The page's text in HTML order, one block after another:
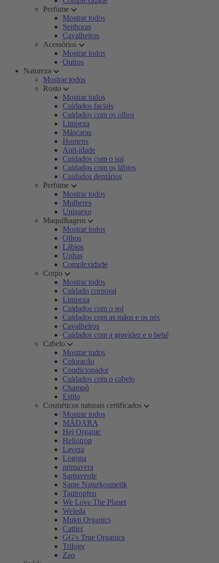
Perfume
Mostrar todos
Senhoras
Cavalheiros
Acessórios
Mostrar todos
Outros
Natureza
Mostrar todos
Rosto
Mostrar todos
Cuidados faciais
Cuidados com os olhos
Limpeza
Máscaras
Homens
Anti-idade
Cuidados com o sol
Cuidados com os lábios
Cuidados dentários
Perfume
Mostrar todos
Mulheres
Unissexo
Maquilhagem
Mostrar todos
Olhos
Lábios
Unhas
Complexidade
Corpo
Mostrar todos
Cuidado corporal
Limpeza
Cuidados com o sol
Cuidados com as mãos e os pés
Cavalheiros
Cuidados com a gravidez e o bebé
Cabelo
Mostrar todos
Coloração
Condicionador
Cuidados com o cabelo
Champô
Estilo
Cosméticos naturais certificados
Mostrar todos
MÁDARA
Hej Organic
Heliotrop
Lavera
Logona
primavera
Santaverde
Sante Naturkosmetik
Tautropfen
We Love The Planet
Weleda
Mukti Organics
Cattier
GG's True Organics
Trilogy
Zao